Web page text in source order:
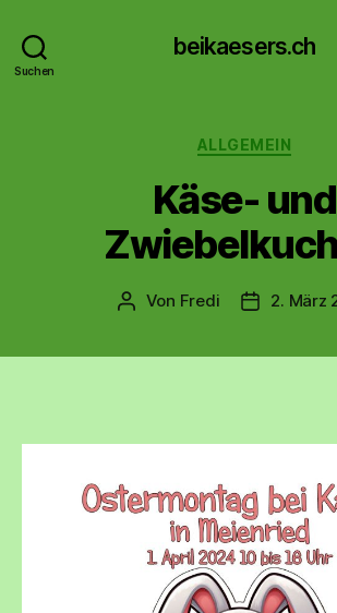
Suchen
beikaesers.ch
Kategorien
ALLGEMEIN
Käse- und
Beitragsautor
Von Fredi 2. März